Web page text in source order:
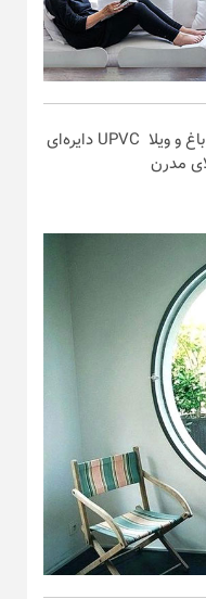
۱۹. طرح مدرن و شیک مدل پنجره برای باغ و ویلا UPVC دایره‌ای
مدرن